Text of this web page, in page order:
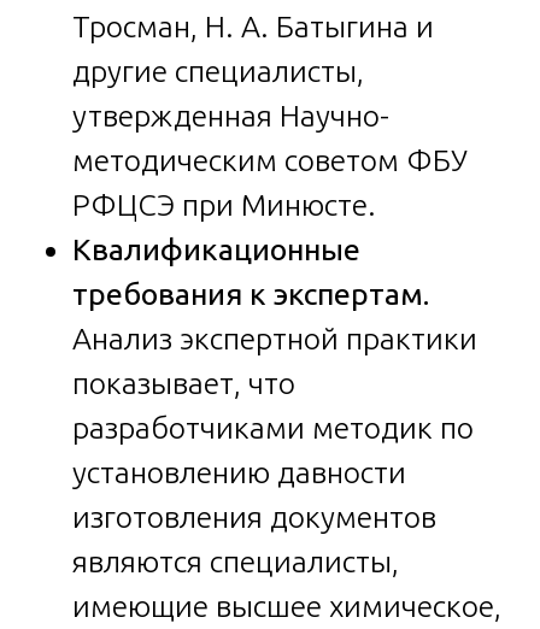
Тросман, Н. А. Батыгина и
другие специалисты,
утвержденная Научно-
методическим советом ФБУ
РФЦСЭ при Минюсте.
Квалификационные
требования к экспертам.
Анализ экспертной практики
показывает, что
разработчиками методик по
установлению давности
изготовления документов
являются специалисты,
имеющие высшее химическое,